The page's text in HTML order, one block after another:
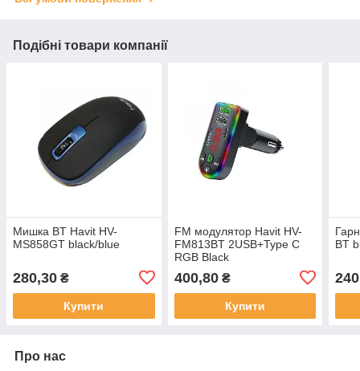
Подібні товари компанії
Мишка BT Havit HV-
MS858GT black/blue
280,30 ₴
Купити
FM модулятор Havit HV-
FM813BT 2USB+Type C
RGB Black
400,80₴
Купити
BT
Про нас